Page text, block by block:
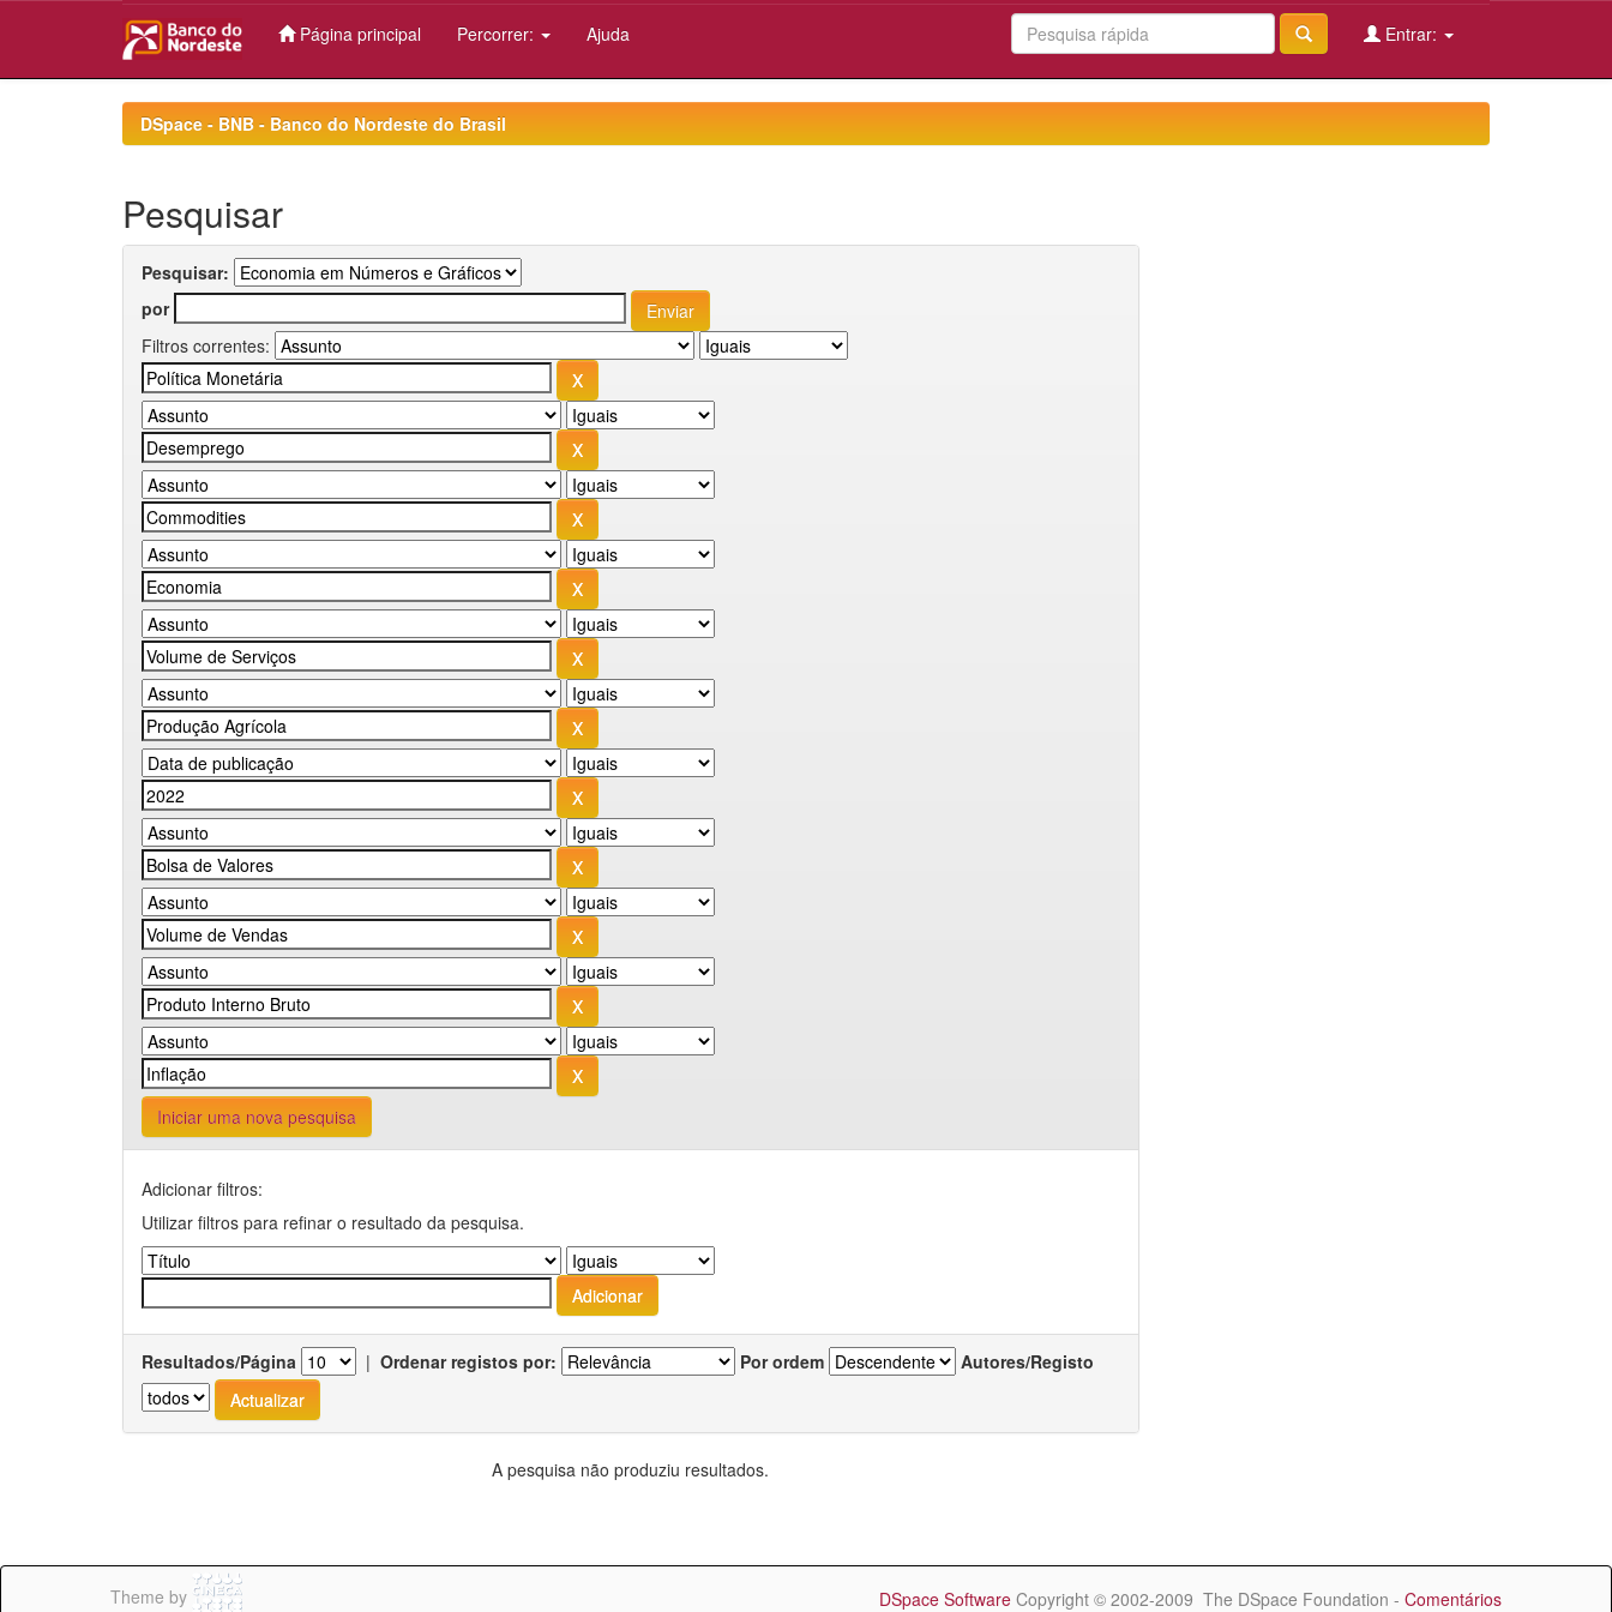
Página principal Percorrer: Ajuda Entrar:
DSpace - BNB - Banco do Nordeste do Brasil
Pesquisar
Pesquisar:
por
Filtros correntes:
Iniciar uma nova pesquisa
Adicionar filtros:
Utilizar filtros para refinar o resultado da pesquisa.
Resultados/Página | Ordenar registos por: Por ordem Autores/Registo
A pesquisa não produziu resultados.
Theme by DSpace Software Copyright © 2002-2009 The DSpace Foundation - Comentários